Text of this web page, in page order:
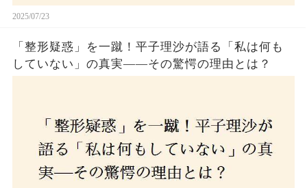
2025/07/23
「整形疑惑」を一蹴！平子理沙が語る「私は何も
していない」の真実——その驚愕の理由とは？